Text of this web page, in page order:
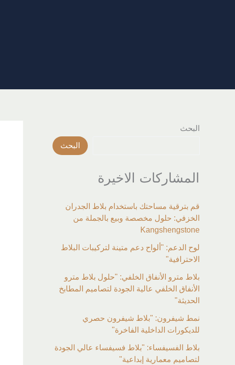
البحث
البحث
المشاركات الاخيرة
قم بترقية مساحتك باستخدام بلاط الجدران
الخزفي: حلول مخصصة وبيع بالجملة من
Kangshengstone
لوح الدعم: "ألواح دعم متينة لتركيبات البلاط
الاحترافية"
بلاط مترو الأنفاق الخلفي: "حلول بلاط مترو
الأنفاق الخلفي عالية الجودة لتصاميم المطابخ
الحديثة"
نمط شيفرون: "بلاط شيفرون حصري
للديكورات الداخلية الفاخرة"
بلاط الفسيفساء: "بلاط فسيفساء عالي الجودة
لتصاميم معمارية إبداعية"